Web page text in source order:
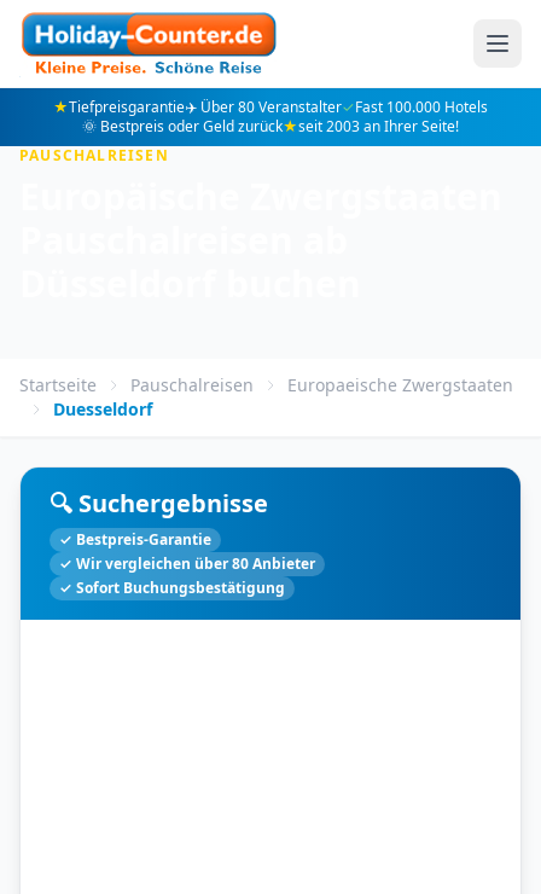
★Tiefpreisgarantie✈️ Über 80 Veranstalter✓Fast 100.000 Hotels
🌞 Bestpreis oder Geld zurück★seit 2003 an Ihrer Seite!
PAUSCHALREISEN
Startseite Pauschalreisen
Europaeische Zwergstaaten
Duesseldorf
🔍 Suchergebnisse
✓ Bestpreis-Garantie
✓ Wir vergleichen über 80 Anbieter
✓ Sofort Buchungsbestätigung